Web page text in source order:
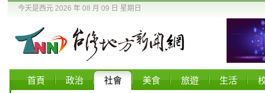
今天是西元 2026 年 08 月 09 日 星期日
首頁 政治 社會 美食 旅遊 生活